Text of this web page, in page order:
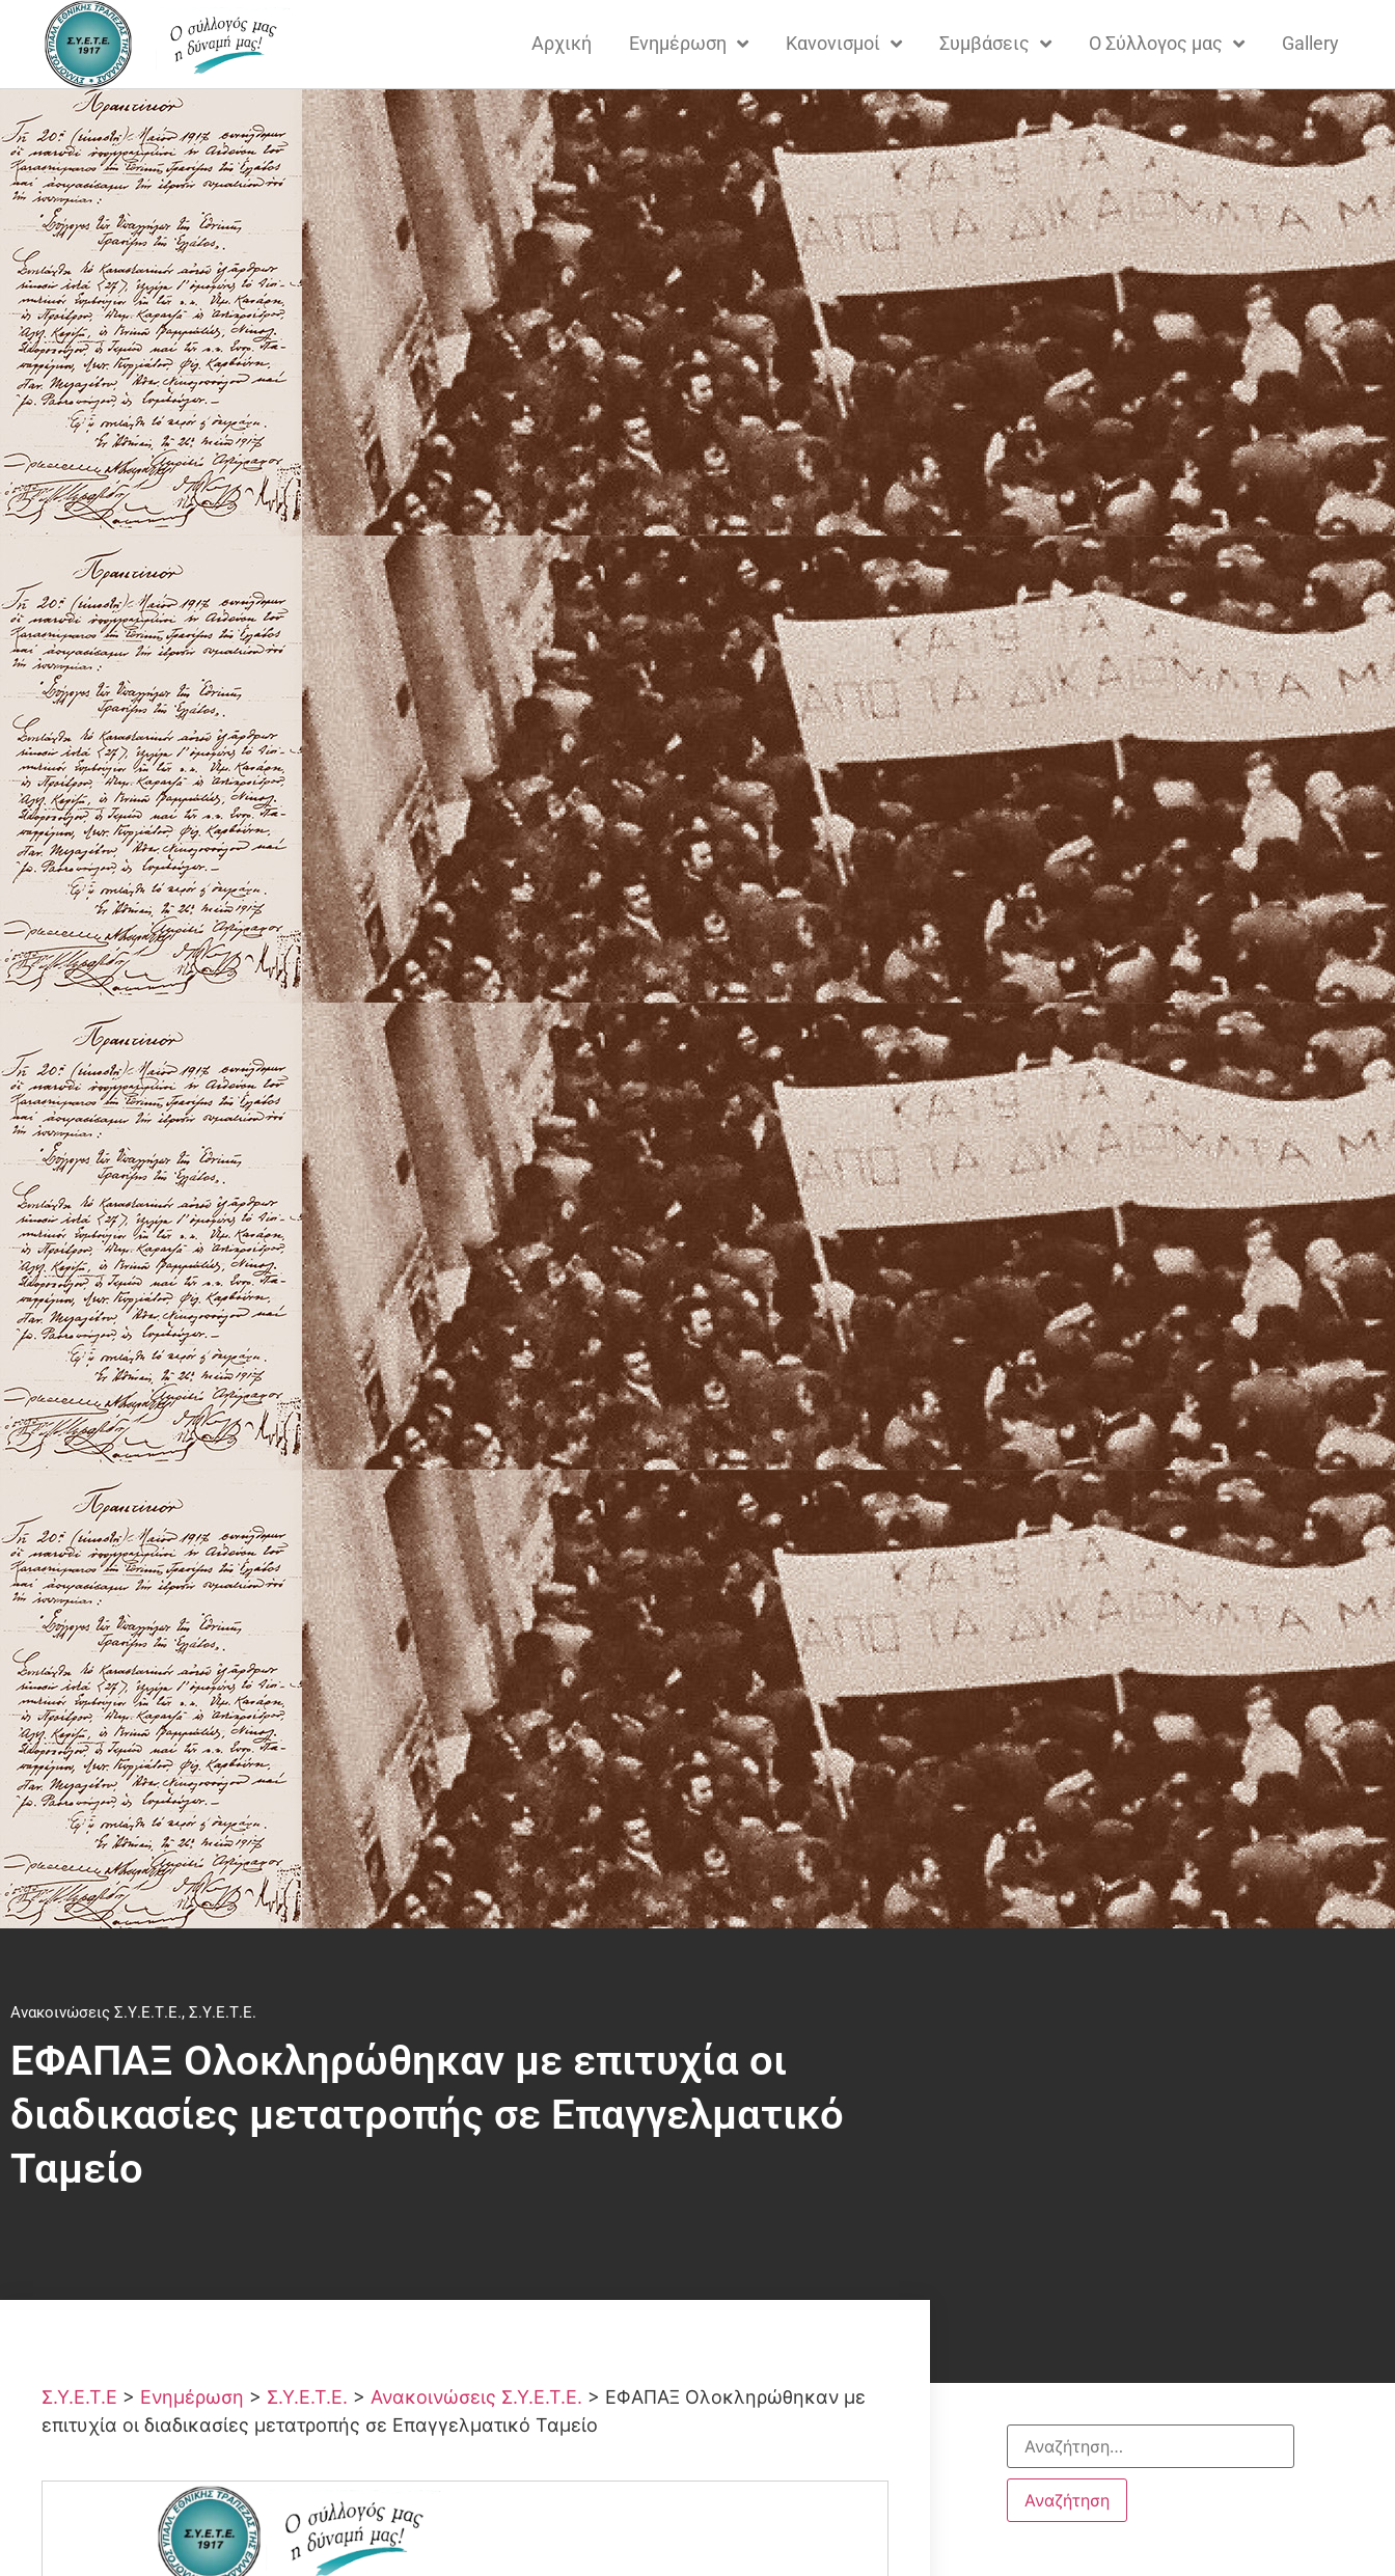
Αρχική Ενημέρωση Κανονισμοί Συμβάσεις Ο Σύλλογος μας Gallery
Ανακοινώσεις Σ.Υ.Ε.Τ.Ε., Σ.Υ.Ε.Τ.Ε.
ΕΦΑΠΑΞ Ολοκληρώθηκαν με επιτυχία οι
διαδικασίες μετατροπής σε Επαγγελματικό
Ταμείο
Σ.Υ.Ε.Τ.Ε > Ενημέρωση > Σ.Υ.Ε.Τ.Ε. > Ανακοινώσεις Σ.Υ.Ε.Τ.Ε. > ΕΦΑΠΑΞ Ολοκληρώθηκαν με
επιτυχία οι διαδικασίες μετατροπής σε Επαγγελματικό Ταμείο